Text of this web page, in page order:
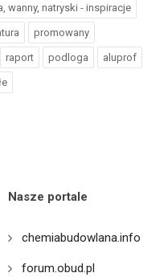
wanny, natryski - inspiracje
promowany
raport podloga aluprof
Nasze portale
chemiabudowlana.info
forum.obud.pl